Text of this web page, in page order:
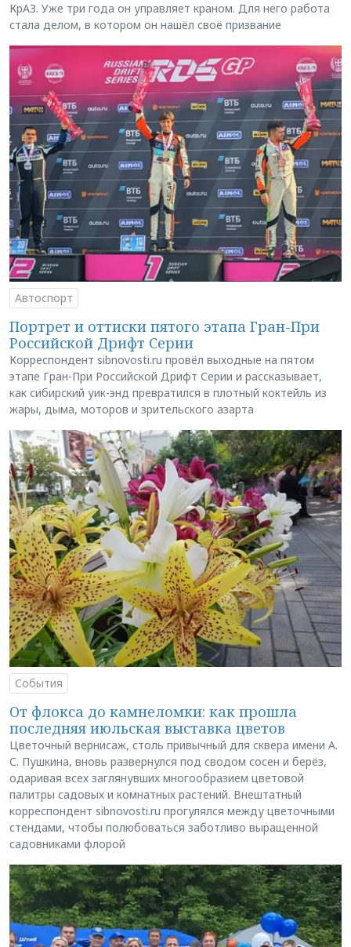
КрАЗ. Уже три года он управляет краном. Для него работа
стала делом, в котором он нашёл своё призвание
Автоспорт
Портрет и оттиски пятого этапа Гран-При
Российской Дрифт Серии
Корреспондент sibnovosti.ru провёл выходные на пятом
этапе Гран-При Российской Дрифт Серии и рассказывает,
как сибирский уик-энд превратился в плотный коктейль из
жары, дыма, моторов и зрительского азарта
События
От флокса до камнеломки: как прошла
последняя июльская выставка цветов
Цветочный вернисаж, столь привычный для сквера имени А.
С. Пушкина, вновь развернулся под сводом сосен и берёз,
одаривая всех заглянувших многообразием цветовой
палитры садовых и комнатных растений. Внештатный
корреспондент sibnovosti.ru прогулялся между цветочными
стендами, чтобы полюбоваться заботливо выращенной
садовниками флорой